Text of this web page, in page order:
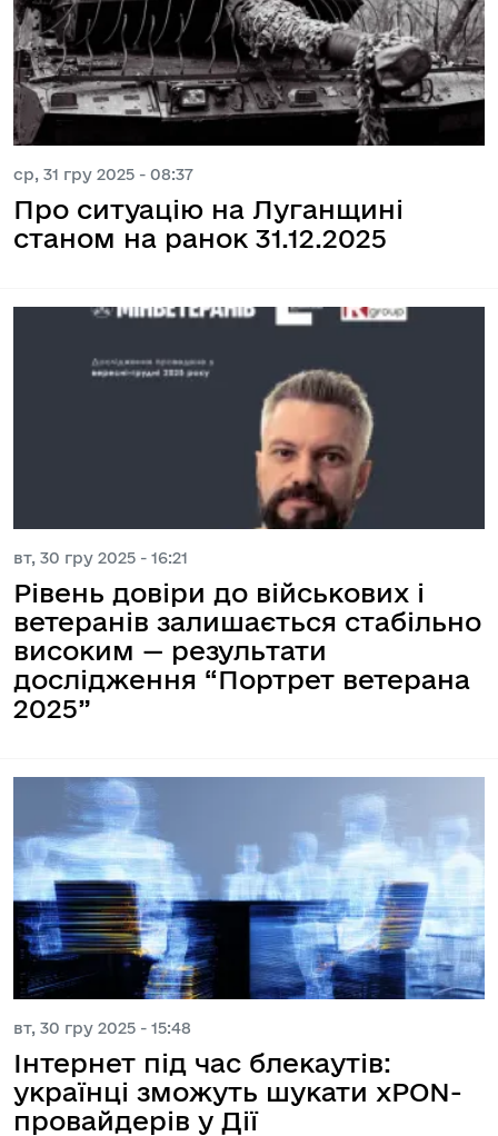
ср, 31 гру 2025 - 08:37
Про ситуацію на Луганщині
станом на ранок 31.12.2025
вт, 30 гру 2025 - 16:21
Рівень довіри до військових і
ветеранів залишається стабільно
високим — результати
дослідження “Портрет ветерана
2025”
вт, 30 гру 2025 - 15:48
Інтернет під час блекаутів:
українці зможуть шукати xPON-
провайдерів у Дії